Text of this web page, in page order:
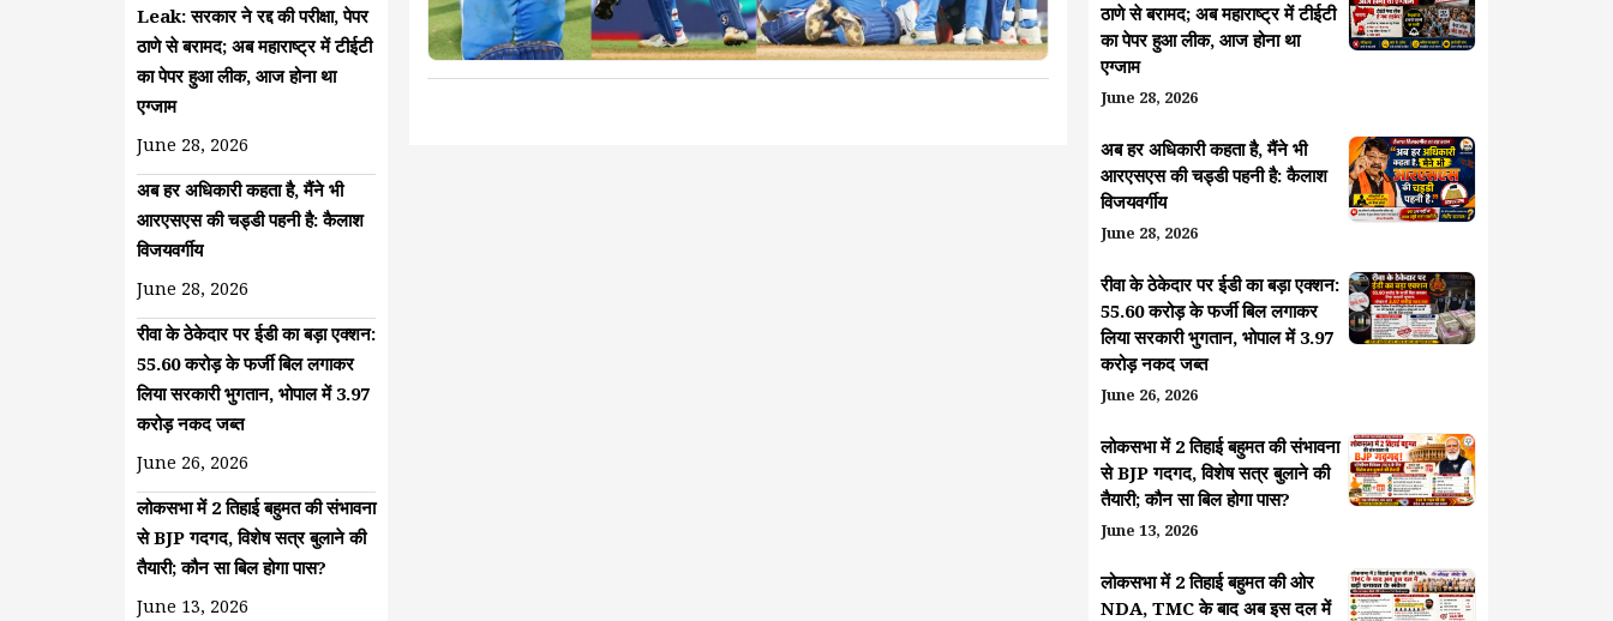
Leak: सरकार ने रद्द की परीक्षा, पेपर
ठाणे से बरामद; अब महाराष्ट्र में टीईटी
का पेपर हुआ लीक, आज होना था
एग्जाम
June 28, 2026
अब हर अधिकारी कहता है, मैंने भी
आरएसएस की चड्डी पहनी है: कैलाश
विजयवर्गीय
June 28, 2026
रीवा के ठेकेदार पर ईडी का बड़ा एक्शन:
55.60 करोड़ के फर्जी बिल लगाकर
लिया सरकारी भुगतान, भोपाल में 3.97
करोड़ नकद जब्त
June 26, 2026
लोकसभा में 2 तिहाई बहुमत की संभावना
से BJP गदगद, विशेष सत्र बुलाने की
तैयारी; कौन सा बिल होगा पास?
June 13, 2026
ठाणे से बरामद; अब महाराष्ट्र में टीईटी
का पेपर हुआ लीक, आज होना था
एग्जाम
June 28, 2026
अब हर अधिकारी कहता है, मैंने भी
आरएसएस की चड्डी पहनी है: कैलाश
विजयवर्गीय
June 28, 2026
रीवा के ठेकेदार पर ईडी का बड़ा एक्शन:
55.60 करोड़ के फर्जी बिल लगाकर
लिया सरकारी भुगतान, भोपाल में 3.97
करोड़ नकद जब्त
June 26, 2026
लोकसभा में 2 तिहाई बहुमत की संभावना
से BJP गदगद, विशेष सत्र बुलाने की
तैयारी; कौन सा बिल होगा पास?
June 13, 2026
लोकसभा में 2 तिहाई बहुमत की ओर
NDA, TMC के बाद अब इस दल में